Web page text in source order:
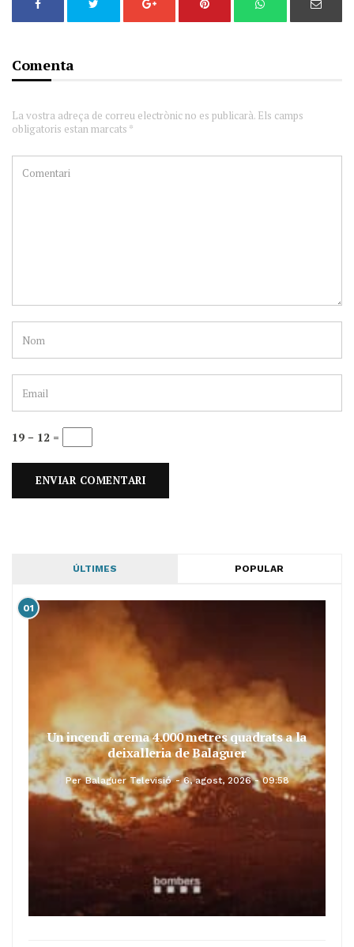
Comenta
La vostra adreça de correu electrònic no es publicarà. Els camps
obligatoris estan marcats *
19 − 12 =
ÚLTIMES POPULAR
01
Un incendi crema 4.000 metres quadrats a la
deixalleria de Balaguer
Per Balaguer Televisió 6, agost, 2026 - 09:58